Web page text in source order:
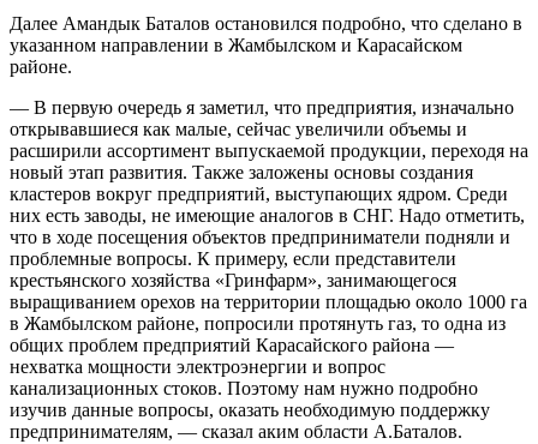
Далее Амандык Баталов остановился подробно, что сделано в
указанном направлении в Жамбылском и Карасайском
районе.
— В первую очередь я заметил, что предприятия, изначально
открывавшиеся как малые, сейчас увеличили объемы и
расширили ассортимент выпускаемой продукции, переходя на
новый этап развития. Также заложены основы создания
кластеров вокруг предприятий, выступающих ядром. Среди
них есть заводы, не имеющие аналогов в СНГ. Надо отметить,
что в ходе посещения объектов предприниматели подняли и
проблемные вопросы. К примеру, если представители
крестьянского хозяйства «Гринфарм», занимающегося
выращиванием орехов на территории площадью около 1000 га
в Жамбылском районе, попросили протянуть газ, то одна из
общих проблем предприятий Карасайского района —
нехватка мощности электроэнергии и вопрос
канализационных стоков. Поэтому нам нужно подробно
изучив данные вопросы, оказать необходимую поддержку
предпринимателям, — сказал аким области А.Баталов.